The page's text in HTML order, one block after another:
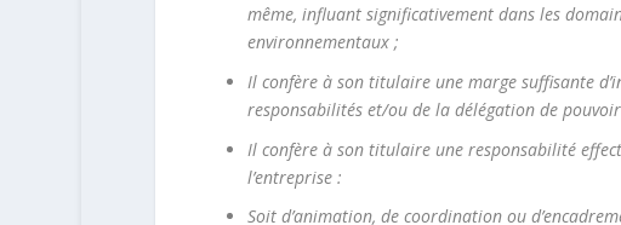
même, influant significativement dans les
environnementaux ;
Il confère à son titulaire une marge suffisante
responsabilités et/ou de la délégation de
Il confère à son titulaire une responsabilité
l’entreprise :
Soit d’animation, de coordination ou